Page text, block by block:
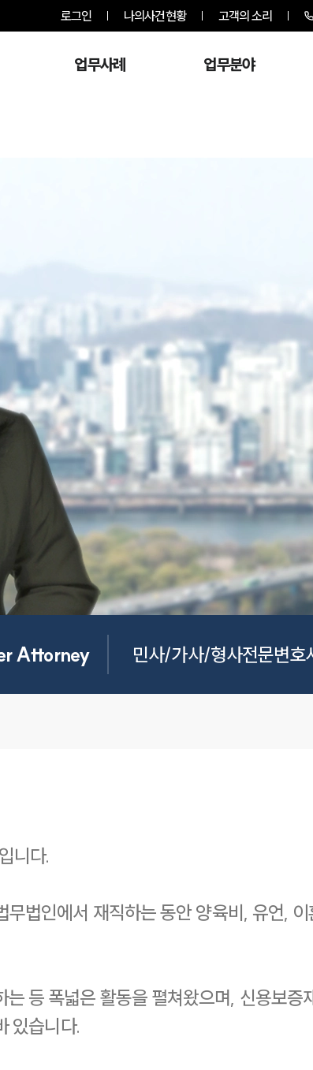
로그인 나의사건현황 고객의 소리
업무사례 업무분야
Attorney 민사/가사/형사전문변호
니다.
법인에서 재직하는 동안 양육비, 유언,
등 폭넓은 활동을 펼쳐왔으며, 신용보
있습니다.